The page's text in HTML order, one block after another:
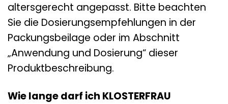
altersgerecht angepasst. Bitte beachten
Sie die Dosierungsempfehlungen in der
Packungsbeilage oder im Abschnitt
„Anwendung und Dosierung“ dieser
Produktbeschreibung.
Wie lange darf ich KLOSTERFRAU